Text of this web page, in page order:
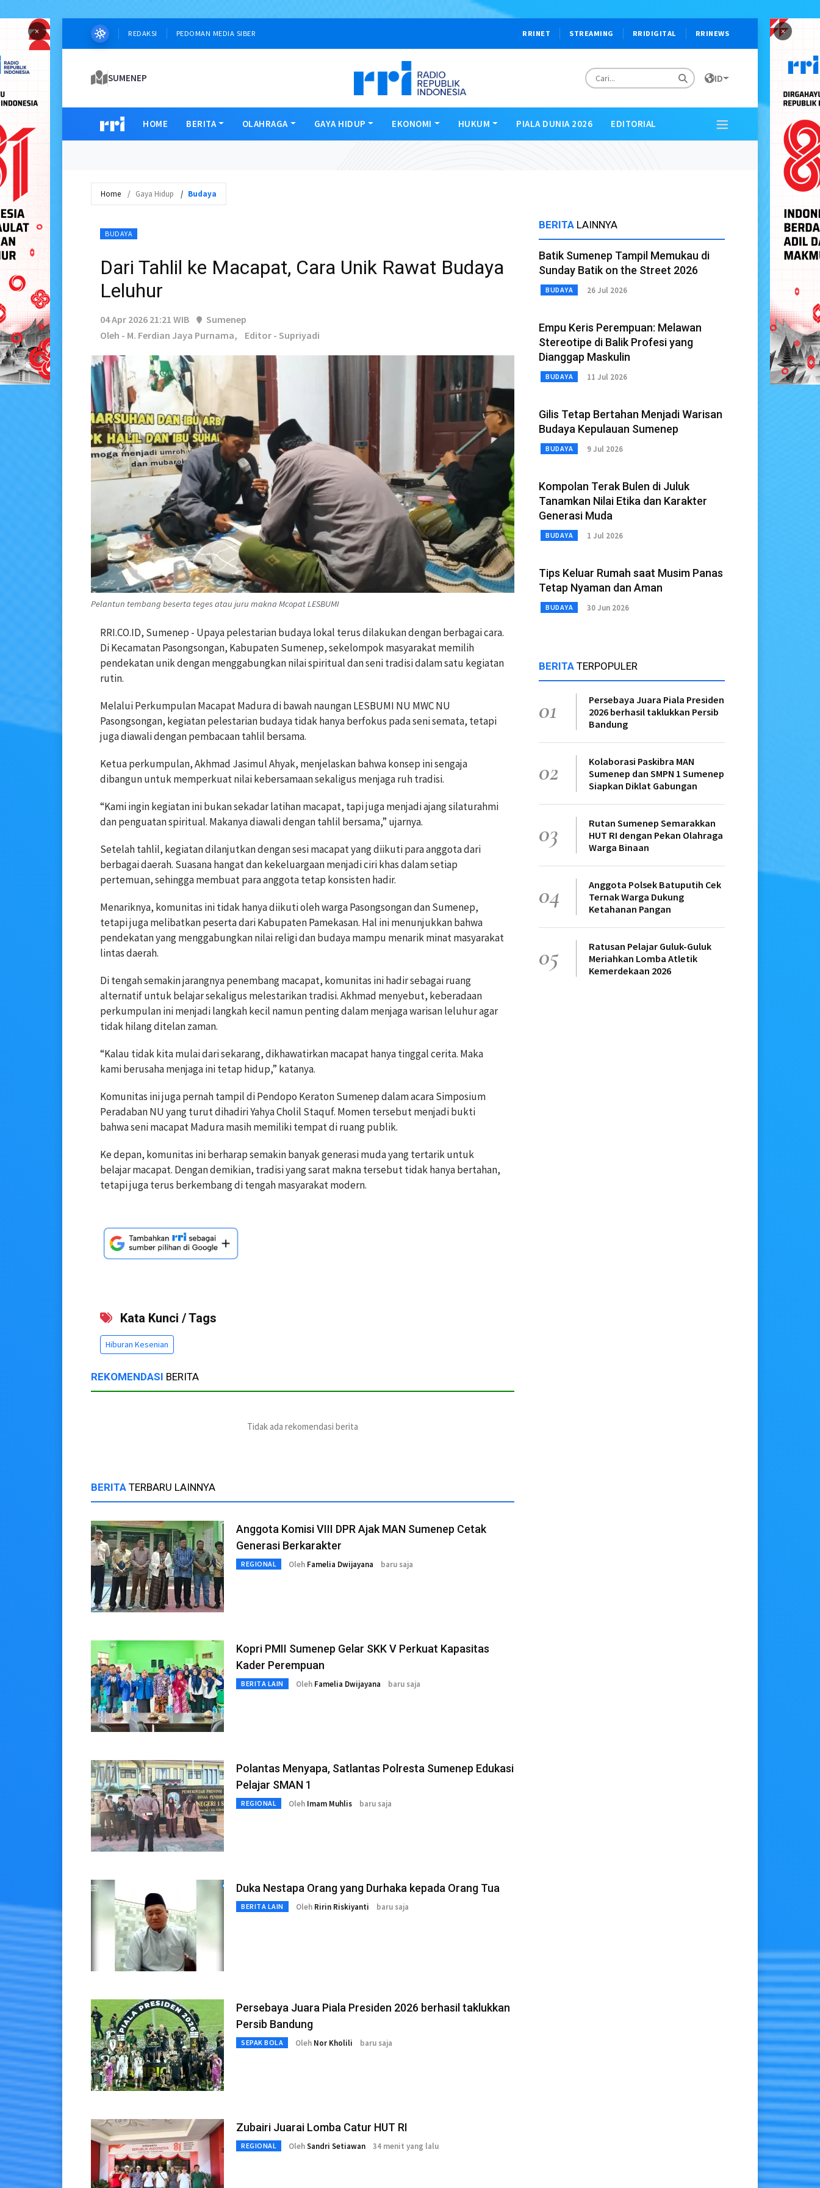
× ×
REDAKSI PEDOMAN MEDIA SIBER RRINET STREAMING RRIDIGITAL RRINEWS
SUMENEP ID
HOME BERITA OLAHRAGA GAYA HIDUP EKONOMI HUKUM PIALA DUNIA 2026 EDITORIAL
Home Gaya Hidup Budaya
BUDAYA
Dari Tahlil ke Macapat, Cara Unik Rawat Budaya
Leluhur
04 Apr 2026 21:21 WIB
Sumenep
Oleh - M. Ferdian Jaya Purnama,
Editor - Supriyadi
Pelantun tembang beserta teges atau juru makna Mcopat LESBUMI
RRI.CO.ID, Sumenep - Upaya pelestarian budaya lokal terus dilakukan dengan berbagai cara.
Di Kecamatan Pasongsongan, Kabupaten Sumenep, sekelompok masyarakat memilih
pendekatan unik dengan menggabungkan nilai spiritual dan seni tradisi dalam satu kegiatan
rutin.
Melalui Perkumpulan Macapat Madura di bawah naungan LESBUMI NU MWC NU
Pasongsongan, kegiatan pelestarian budaya tidak hanya berfokus pada seni semata, tetapi
juga diawali dengan pembacaan tahlil bersama.
Ketua perkumpulan, Akhmad Jasimul Ahyak, menjelaskan bahwa konsep ini sengaja
dibangun untuk memperkuat nilai kebersamaan sekaligus menjaga ruh tradisi.
“Kami ingin kegiatan ini bukan sekadar latihan macapat, tapi juga menjadi ajang silaturahmi
dan penguatan spiritual. Makanya diawali dengan tahlil bersama,” ujarnya.
Setelah tahlil, kegiatan dilanjutkan dengan sesi macapat yang diikuti para anggota dari
berbagai daerah. Suasana hangat dan kekeluargaan menjadi ciri khas dalam setiap
pertemuan, sehingga membuat para anggota tetap konsisten hadir.
Menariknya, komunitas ini tidak hanya diikuti oleh warga Pasongsongan dan Sumenep,
tetapi juga melibatkan peserta dari Kabupaten Pamekasan. Hal ini menunjukkan bahwa
pendekatan yang menggabungkan nilai religi dan budaya mampu menarik minat masyarakat
lintas daerah.
Di tengah semakin jarangnya penembang macapat, komunitas ini hadir sebagai ruang
alternatif untuk belajar sekaligus melestarikan tradisi. Akhmad menyebut, keberadaan
perkumpulan ini menjadi langkah kecil namun penting dalam menjaga warisan leluhur agar
tidak hilang ditelan zaman.
“Kalau tidak kita mulai dari sekarang, dikhawatirkan macapat hanya tinggal cerita. Maka
kami berusaha menjaga ini tetap hidup,” katanya.
Komunitas ini juga pernah tampil di Pendopo Keraton Sumenep dalam acara Simposium
Peradaban NU yang turut dihadiri Yahya Cholil Staquf. Momen tersebut menjadi bukti
bahwa seni macapat Madura masih memiliki tempat di ruang publik.
Ke depan, komunitas ini berharap semakin banyak generasi muda yang tertarik untuk
belajar macapat. Dengan demikian, tradisi yang sarat makna tersebut tidak hanya bertahan,
tetapi juga terus berkembang di tengah masyarakat modern.
Kata Kunci / Tags
Hiburan Kesenian
REKOMENDASI BERITA
Tidak ada rekomendasi berita
BERITA TERBARU LAINNYA
Anggota Komisi VIII DPR Ajak MAN Sumenep Cetak
Generasi Berkarakter
REGIONAL Oleh Famelia Dwijayana baru saja
Kopri PMII Sumenep Gelar SKK V Perkuat Kapasitas
Kader Perempuan
BERITA LAIN Oleh Famelia Dwijayana baru saja
Polantas Menyapa, Satlantas Polresta Sumenep Edukasi
Pelajar SMAN 1
REGIONAL Oleh Imam Muhlis baru saja
Duka Nestapa Orang yang Durhaka kepada Orang Tua
BERITA LAIN Oleh Ririn Riskiyanti baru saja
Persebaya Juara Piala Presiden 2026 berhasil taklukkan
Persib Bandung
SEPAK BOLA Oleh Nor Kholili baru saja
Zubairi Juarai Lomba Catur HUT RI
REGIONAL OlehSandri Setiawan 34 menit yang lalu
BERITA LAINNYA
Batik Sumenep Tampil Memukau di
Sunday Batik on the Street 2026
BUDAYA 26 Jul 2026
Empu Keris Perempuan: Melawan
Stereotipe di Balik Profesi yang
Dianggap Maskulin
BUDAYA 11 Jul 2026
Gilis Tetap Bertahan Menjadi Warisan
Budaya Kepulauan Sumenep
BUDAYA 9 Jul 2026
Kompolan Terak Bulen di Juluk
Tanamkan Nilai Etika dan Karakter
Generasi Muda
BUDAYA 1 Jul 2026
Tips Keluar Rumah saat Musim Panas
Tetap Nyaman dan Aman
BUDAYA 30 Jun 2026
BERITA TERPOPULER
01
Persebaya Juara Piala Presiden
2026 berhasil taklukkan Persib
Bandung
02
Kolaborasi Paskibra MAN
Sumenep dan SMPN 1 Sumenep
Siapkan Diklat Gabungan
03
Rutan Sumenep Semarakkan
HUT RI dengan Pekan Olahraga
Warga Binaan
04
Anggota Polsek Batuputih Cek
Ternak Warga Dukung
Ketahanan Pangan
05
Ratusan Pelajar Guluk-Guluk
Meriahkan Lomba Atletik
Kemerdekaan 2026